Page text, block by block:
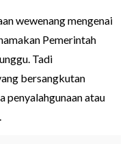
wewenang mengenai
Pemerintah
Tadi
bersangkutan
atau